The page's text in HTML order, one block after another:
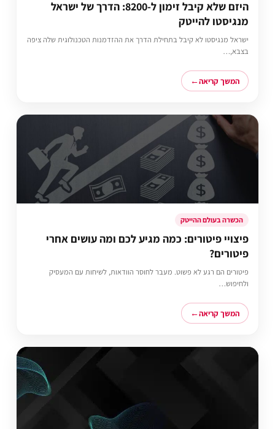
היזם שלא קיבל זימון ל-8200: הדרך של ישראל
מנגיסטו להייטק
ישראל מנגיסטו לא קיבל בתחילת הדרך את ההזדמנות הטכנולוגית שלה ציפה
בצבא,…
המשך קריאה
הכשרה בעולם ההייטק
פיצויי פיטורים: כמה מגיע לכם ומה עושים אחרי
פיטורים?
פיטורים הם רגע לא פשוט. מעבר לחוסר הוודאות, לשיחות עם המעסיק
ולחיפוש…
המשך קריאה